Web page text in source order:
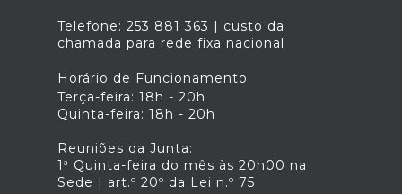
Telefone: 253 881 363 | custo da
chamada para rede fixa nacional
Horário de Funcionamento:
Terça-feira: 18h - 20h
Quinta-feira: 18h - 20h
Reuniões da Junta:
1ª Quinta-feira do mês às 20h00 na
Sede | art.º 20º da Lei n.º 75